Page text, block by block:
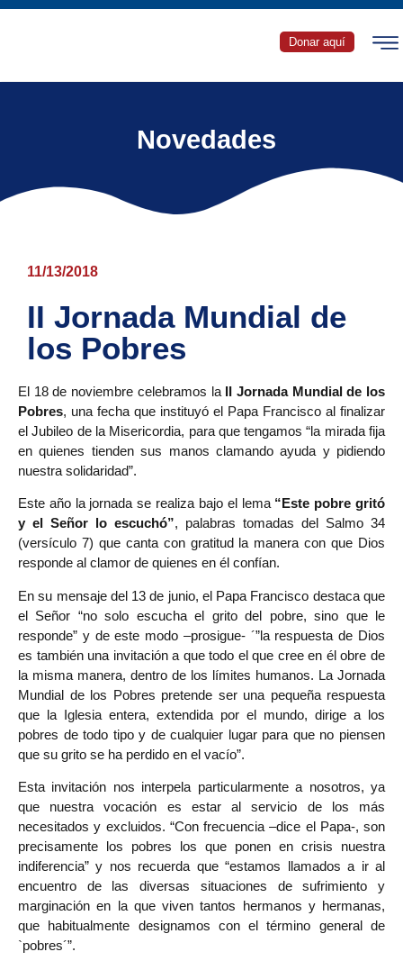
Donar aquí
Novedades
11/13/2018
II Jornada Mundial de
los Pobres
El 18 de noviembre celebramos la II Jornada Mundial de los
Pobres, una fecha que instituyó el Papa Francisco al finalizar
el Jubileo de la Misericordia, para que tengamos “la mirada fija
en quienes tienden sus manos clamando ayuda y pidiendo
nuestra solidaridad”.
Este año la jornada se realiza bajo el lema “Este pobre gritó
y el Señor lo escuchó”, palabras tomadas del Salmo 34
(versículo 7) que canta con gratitud la manera con que Dios
responde al clamor de quienes en él confían.
En su mensaje del 13 de junio, el Papa Francisco destaca que
el Señor “no solo escucha el grito del pobre, sino que le
responde” y de este modo –prosigue- ´”la respuesta de Dios
es también una invitación a que todo el que cree en él obre de
la misma manera, dentro de los límites humanos. La Jornada
Mundial de los Pobres pretende ser una pequeña respuesta
que la Iglesia entera, extendida por el mundo, dirige a los
pobres de todo tipo y de cualquier lugar para que no piensen
que su grito se ha perdido en el vacío”.
Esta invitación nos interpela particularmente a nosotros, ya
que nuestra vocación es estar al servicio de los más
necesitados y excluidos. “Con frecuencia –dice el Papa-, son
precisamente los pobres los que ponen en crisis nuestra
indiferencia” y nos recuerda que “estamos llamados a ir al
encuentro de las diversas situaciones de sufrimiento y
marginación en la que viven tantos hermanos y hermanas,
que habitualmente designamos con el término general de
`pobres´”.